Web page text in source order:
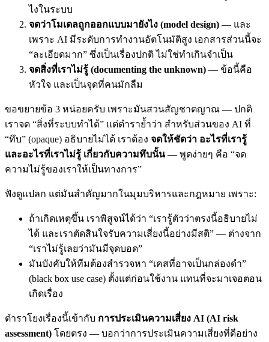
ไงในระบบ
จดว่าโมเดลถูกออกแบบมายังไง (model design) — และ
เพราะ AI มีระดับการทำงานอัตโนมัติสูง เอกสารส่วนนี้จะ
“ละเอียดมาก” ซึ่งเป็นเรื่องปกติ ไม่ใช่ทำเกินจำเป็น
จดสิ่งที่เราไม่รู้ (documenting the unknown) — ข้อนี้คือ
หัวใจ และเป็นจุดที่คนมักลืม
ขอขยายข้อ 3 หน่อยครับ เพราะมันสวนสัญชาตญาณ — ปกติ
เราจด “สิ่งที่ระบบทำได้” แต่ตำราย้ำว่า สำหรับส่วนของ AI ที่
“ทึบ” (opaque) อธิบายไม่ได้ เราต้อง จดให้ชัดว่า อะไรที่เรารู้
และอะไรที่เราไม่รู้ เกี่ยวกับความทึบนั้น— พูดง่ายๆ คือ “จด
ความไม่รู้ของเราให้เป็นทางการ”
ฟังดูแปลก แต่มันสำคัญมากในมุมบริหารและกฎหมาย เพราะ:
ถ้าเกิดเหตุขึ้น เราพิสูจน์ได้ว่า “เรารู้ตัวว่าตรงนี้อธิบายไม่
ได้ และเราตัดสินใจรับความเสี่ยงนี้อย่างมีสติ” — ต่างจาก
“เราไม่รู้เลยว่ามันมีจุดบอด”
มันบังคับให้ทีมต้องสำรวจหา “เคสที่อาจเป็นกล่องดำ”
(black box use case) ตั้งแต่ก่อนใช้งาน แทนที่จะมาเจอตอน
เกิดเรื่อง
ตำราโยงเรื่องนี้เข้ากับ การประเมินความเสี่ยง AI (AI risk
assessment) โดยตรง — บอกว่าการประเมินความเสี่ยงที่ดีอย่าง